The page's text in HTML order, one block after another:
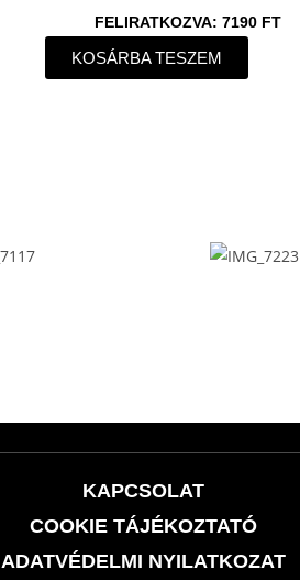
FELIRATKOZVA: 7190 FT
KOSÁRBA TESZEM
KAPCSOLAT
COOKIE TÁJÉKOZTATÓ
ADATVÉDELMI NYILATKOZAT